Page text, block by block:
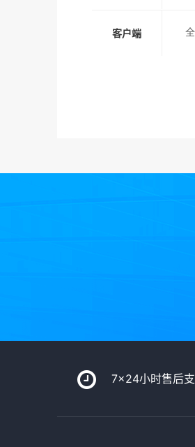
客户端
7x24小时售后